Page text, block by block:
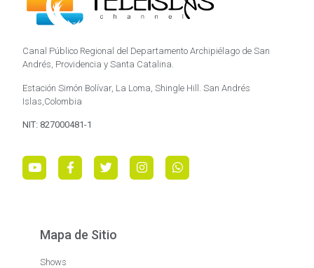
Canal Público Regional del Departamento Archipiélago de San
Andrés, Providencia y Santa Catalina.
Estación Simón Bolívar, La Loma, Shingle Hill. San Andrés
Islas,Colombia
NIT: 827000481-1
Mapa de Sitio
Shows